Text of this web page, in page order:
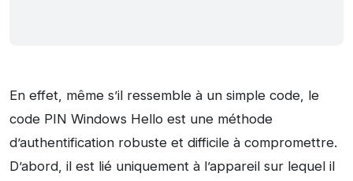
En effet, même s’il ressemble à un simple code, le
code PIN Windows Hello est une méthode
d’authentification robuste et difficile à compromettre.
D’abord, il est lié uniquement à l’appareil sur lequel il